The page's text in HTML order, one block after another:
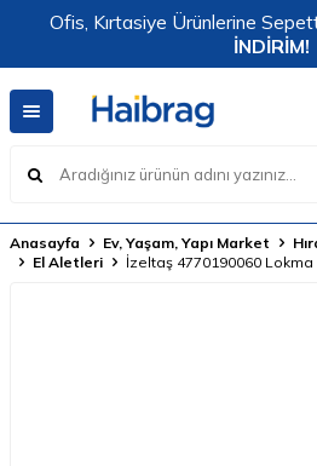
Ofis, Kırtasiye Ürünlerine
İNDİRİM!
Anasayfa Ev, Yaşam, Yapı Market
El Aletleri
İzeltaş 4770190060